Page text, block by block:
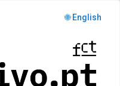
🌐 English